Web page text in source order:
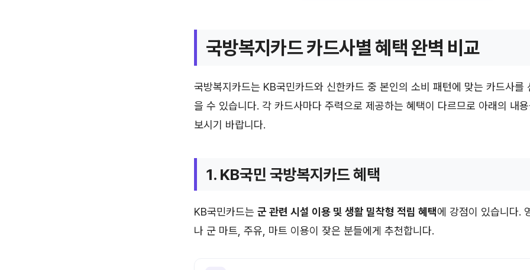
국방복지카드 카드사별 혜택 완벽 비교
국방복지카드는 KB국민카드와 신한카드 중 본인의 소비 패턴에 맞는 카드사를
을 수 있습니다. 각 카드사마다 주력으로 제공하는 혜택이 다르므로 아래의 내
보시기 바랍니다.
1. KB국민 국방복지카드 혜택
KB국민카드는 군 관련 시설 이용 및 생활 밀착형 적립 혜택에 강점이 있습니다.
나 군 마트, 주유, 마트 이용이 잦은 분들에게 추천합니다.